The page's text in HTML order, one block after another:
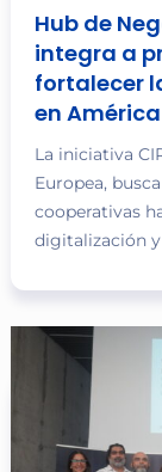
Hub de
integra a
fortalecer
en
La iniciativa
Europea,
cooperativas
digitalización y